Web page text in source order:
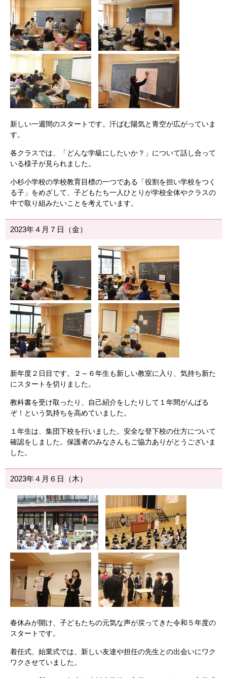
新しい一週間のスタートです。汗ばむ陽気と青空が広がっていま
す。
各クラスでは、「どんな学級にしたいか？」について話し合って
いる様子が見られました。
小杉小学校の学校教育目標の一つである「役割を担い学校をつく
る子」をめざして、子どもたち一人ひとりが学校全体やクラスの
中で取り組みたいことを考えています。
2023年４月７日（金）
新年度２日目です。２～６年生も新しい教室に入り、気持ち新た
にスタートを切りました。
教科書を受け取ったり、自己紹介をしたりして１年間がんばる
ぞ！という気持ちを高めていました。
１年生は、集団下校を行いました。安全な登下校の仕方について
確認をしました。保護者のみなさんもご協力ありがとうございま
した。
2023年４月６日（木）
春休みが開け、子どもたちの元気な声が戻ってきた令和５年度の
スタートです。
着任式、始業式では、新しい友達や担任の先生との出会いにワク
ワクさせていました。